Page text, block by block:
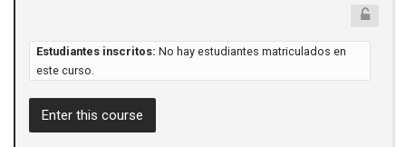
Estudiantes inscritos: No hay estudiantes matriculados en
este curso.
Enter this course